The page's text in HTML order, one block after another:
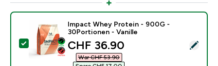
Dieses Produkt ausw�hlen - Impact Whey Protein -
Impact Whey Protein - 900G -
30Portionen - Vanille
discounted price
CHF 36.90‎
War CHF 53.90‎